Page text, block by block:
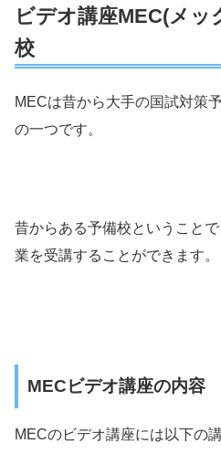
ビデオ講座MEC(メッ
校
MECは昔から大手の国試対策
の一つです。
昔からある予備校ということ
業を受講することができます。
MECビデオ講座の内容
MECのビデオ講座には以下の